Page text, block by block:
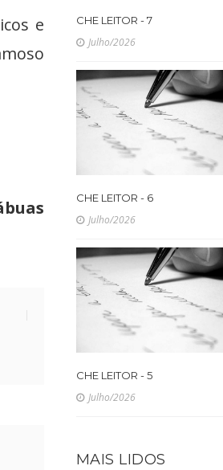
e
CHE LEITOR - 7
Julho/2026
CHE LEITOR - 6
Julho/2026
CHE LEITOR - 5
Julho/2026
MAIS LIDOS